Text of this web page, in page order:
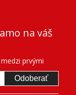
na váš
prvými
Odoberať